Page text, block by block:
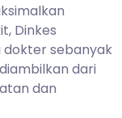
Dinkes
sebanyak
dari
dan